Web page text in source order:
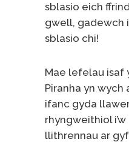
sblasio eich
gwell, gadewch
sblasio chi!
Mae lefelau isaf
Piranha yn
ifanc gyda
rhyngweithiol
llithrennau ar